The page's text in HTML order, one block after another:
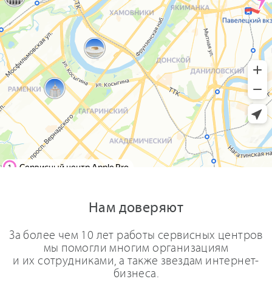
Нам доверяют
За более чем 10 лет работы сервисных центров
мы помогли многим организациям
и их сотрудниками, а также звездам интернет-
бизнеса.